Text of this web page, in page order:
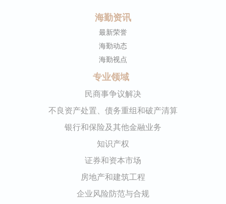
海勤资讯
最新荣誉
海勤动态
海勤视点
专业领域
民商事争议解决
不良资产处置、债务重组和破产清算
银行和保险及其他金融业务
知识产权
证券和资本市场
房地产和建筑工程
企业风险防范与合规